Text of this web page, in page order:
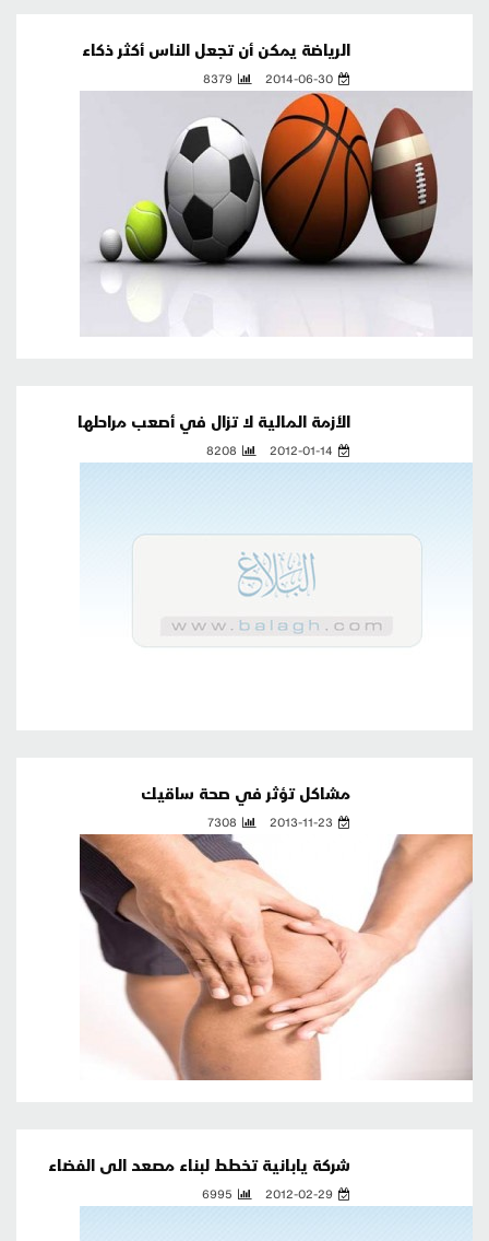
الرياضة يمكن أن تجعل الناس أكثر ذكاء
2014-06-30
8379
الأزمة المالية لا تزال في أصعب مراحلها
2012-01-14
8208
مشاكل تؤثر في صحة ساقيك
2013-11-23
7308
شركة يابانية تخطط لبناء مصعد الى الفضاء
2012-02-29
6995